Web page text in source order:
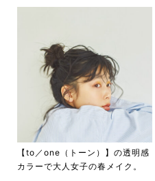
【to／one（トーン）】の透明感
カラーで大人女子の春メイク。